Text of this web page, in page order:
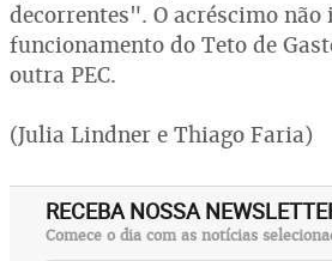
decorrentes". O acréscimo
funcionamento do Teto de
outra PEC.
(Julia Lindner e Thiago Faria)
RECEBA NOSSA
Comece o dia com as notícias